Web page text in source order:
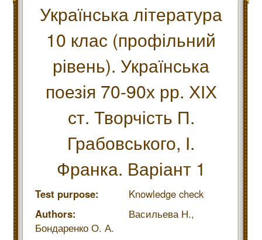
Українська література
10 клас (профільний
рівень). Українська
поезія 70-90х рр. ХІХ
ст. Творчість П.
Грабовського, І.
Франка. Варіант 1
Test purpose:
Knowledge check
Authors:
Васильева Н.,
Бондаренко О. А.